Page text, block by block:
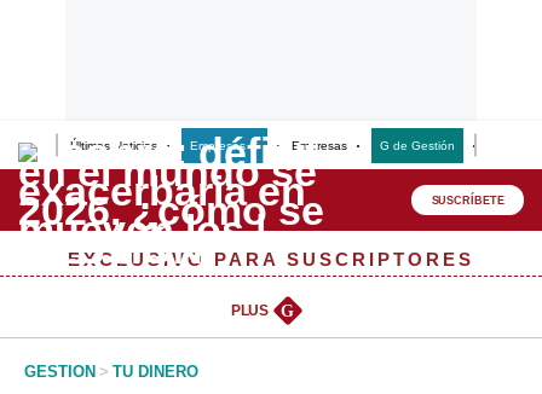
Últimas Noticias Empresas G Empresas G de Gestión
Lo último
Peru Quiosco
Management & Empleo
SUSCRÍBETE
EXCLUSIVO PARA SUSCRIPTORES
PLUS G
GESTION > TU DINERO